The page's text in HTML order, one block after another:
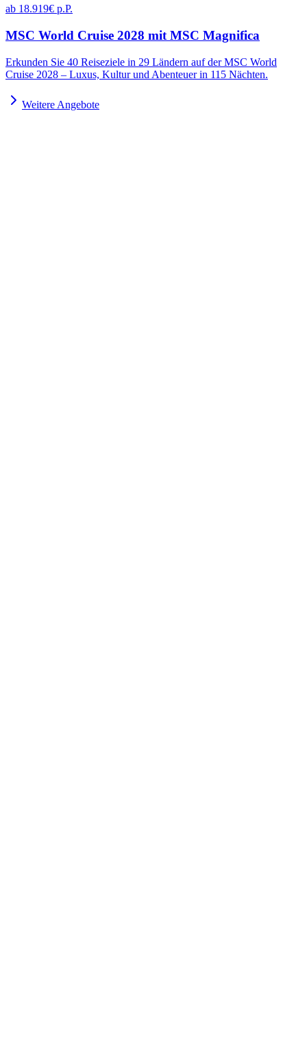
ab 18.919€ p.P.
MSC World Cruise 2028 mit MSC Magnifica
Erkunden Sie 40 Reiseziele in 29 Ländern auf der MSC World
Cruise 2028 – Luxus, Kultur und Abenteuer in 115 Nächten.
Weitere Angebote